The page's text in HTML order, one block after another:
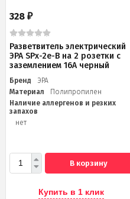
328 ₽
Разветвитель электрический
ЭРА SPx-2e-B на 2 розетки с
заземлением 16А черный
Бренд
ЭРА
Материал
Полипропилен
Наличие аллергенов и резких
запахов
нет
В корзину
Купить в 1 клик